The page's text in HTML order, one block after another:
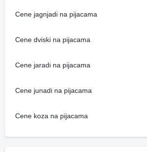
Cene jagnjadi na pijacama
Cene dviski na pijacama
Cene jaradi na pijacama
Cene junadi na pijacama
Cene koza na pijacama